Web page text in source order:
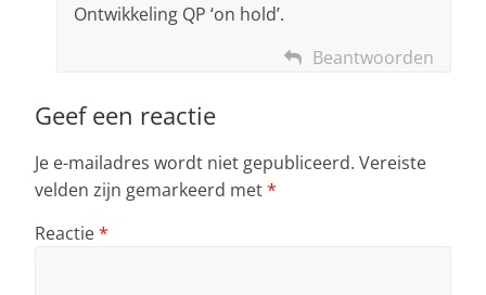
Ontwikkeling QP ‘on hold’.
Beantwoorden
Geef een reactie
Je e-mailadres wordt niet gepubliceerd. Vereiste
velden zijn gemarkeerd met*
Reactie*